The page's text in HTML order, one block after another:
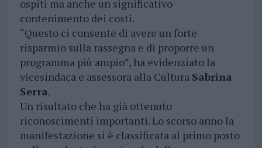
ospiti ma anche un significativo
contenimento dei costi.
“Questo ci consente di avere un forte
risparmio sulla rassegna e di proporre un
programma più ampio”, ha evidenziato la
vicesindaca e assessora alla Cultura Sabrina
Serra.
Un risultato che ha già ottenuto
riconoscimenti importanti. Lo scorso anno la
manifestazione si è classificata al primo posto